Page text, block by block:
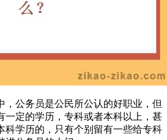
公务员是公民所公认的好职业，但
一定的学历，专科或者本科以上，甚
科学历的，只有个别留有一些给专科